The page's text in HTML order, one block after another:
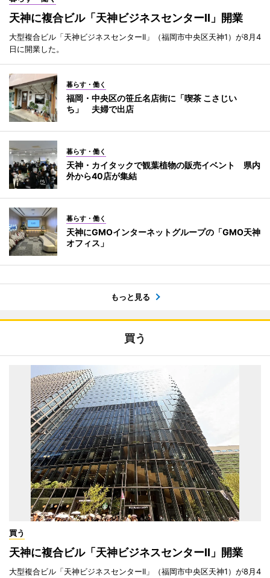
天神に複合ビル「天神ビジネスセンターII」開業
大型複合ビル「天神ビジネスセンターII」（福岡市中央区天神1）が8月4
日に開業した。
暮らす・働く
福岡・中央区の笹丘名店街に「喫茶 こさじい
ち」 夫婦で出店
暮らす・働く
天神・カイタックで観葉植物の販売イベント 県内
外から40店が集結
暮らす・働く
天神にGMOインターネットグループの「GMO天神
オフィス」
もっと見る
買う
買う
天神に複合ビル「天神ビジネスセンターII」開業
大型複合ビル「天神ビジネスセンターII」（福岡市中央区天神1）が8月4